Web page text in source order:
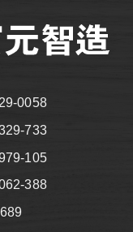
0058
733
105
388